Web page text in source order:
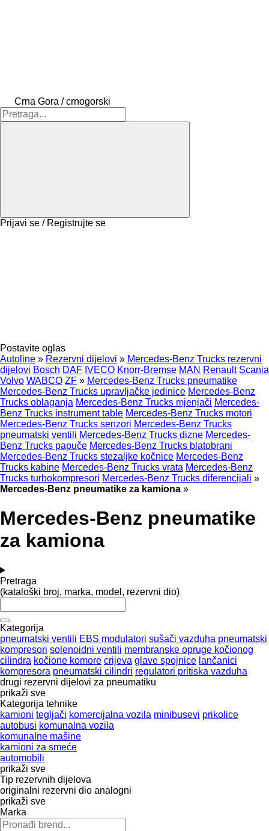
Crna Gora / crnogorski
Prijavi se / Registrujte se
Postavite oglas
Autoline » Rezervni dijelovi » Mercedes-Benz Trucks rezervni
dijelovi Bosch DAF IVECO Knorr-Bremse MAN Renault Scania
Volvo WABCO ZF » Mercedes-Benz Trucks pneumatikе
Mercedes-Benz Trucks upravljačke jedinice Mercedes-Benz
Trucks oblaganja Mercedes-Benz Trucks mjenjači Mercedes-
Benz Trucks instrument table Mercedes-Benz Trucks motori
Mercedes-Benz Trucks senzori Mercedes-Benz Trucks
pneumatski ventili Mercedes-Benz Trucks dizne Mercedes-
Benz Trucks papuče Mercedes-Benz Trucks blatobrani
Mercedes-Benz Trucks stezaljkе kočnice Mercedes-Benz
Trucks kabine Mercedes-Benz Trucks vrata Mercedes-Benz
Trucks turbokompresori Mercedes-Benz Trucks diferencijali »
Mercedes-Benz pneumatikе za kamiona »
Mercedes-Benz pneumatikе
za kamiona
Pretraga
(kataloški broj, marka, model, rezervni dio)
Kategorija
pneumatski ventili EBS modulatori sušači vazduha pneumatski
kompresori solenoidni ventili membranske opruge kočionog
cilindra kočione komore crijeva glave spojnice lančanici
kompresora pneumatski cilindri regulatori pritiska vazduha
drugi rezervni dijelovi za pneumatiku
prikaži sve
Kategorija tehnike
kamioni tegljači komercijalna vozila minibusevi prikolice
autobusi komunalna vozila
komunalne mašine
kamioni za smeće
automobili
prikaži sve
Tip rezervnih dijelova
originalni rezervni dio analogni
prikaži sve
Marka